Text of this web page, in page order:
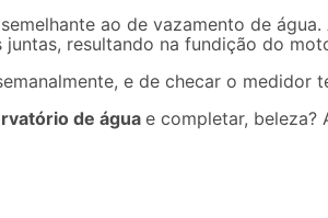
ao de vazamento de
resultando na fundição do
e de checar o
de água e completar, beleza?